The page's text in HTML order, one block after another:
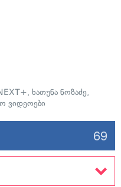
, ხათუნა ნოზაძე,
ვიდეოები
69